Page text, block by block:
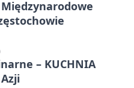
– KUCHNIA